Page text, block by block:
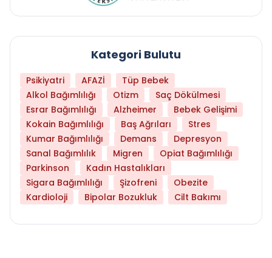
Kategori Bulutu
Psikiyatri AFAZİ
Tüp Bebek
Alkol Bağımlılığı
Otizm
Saç Dökülmesi
Esrar Bağımlılığı
Alzheimer
Bebek Gelişimi
Kokain Bağımlılığı
Baş Ağrıları
Stres
Kumar Bağımlılığı
Demans
Depresyon
Sanal Bağımlılık
Migren
Opiat Bağımlılığı
Parkinson
Kadın Hastalıkları
Sigara Bağımlılığı
Şizofreni
Obezite
Kardioloji
Bipolar Bozukluk Cilt Bakımı